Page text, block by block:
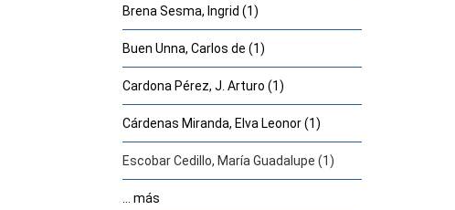
Brena Sesma, Ingrid (1)
Buen Unna, Carlos de (1)
Cardona Pérez, J. Arturo (1)
Cárdenas Miranda, Elva Leonor (1)
Escobar Cedillo, María Guadalupe (1)
... más